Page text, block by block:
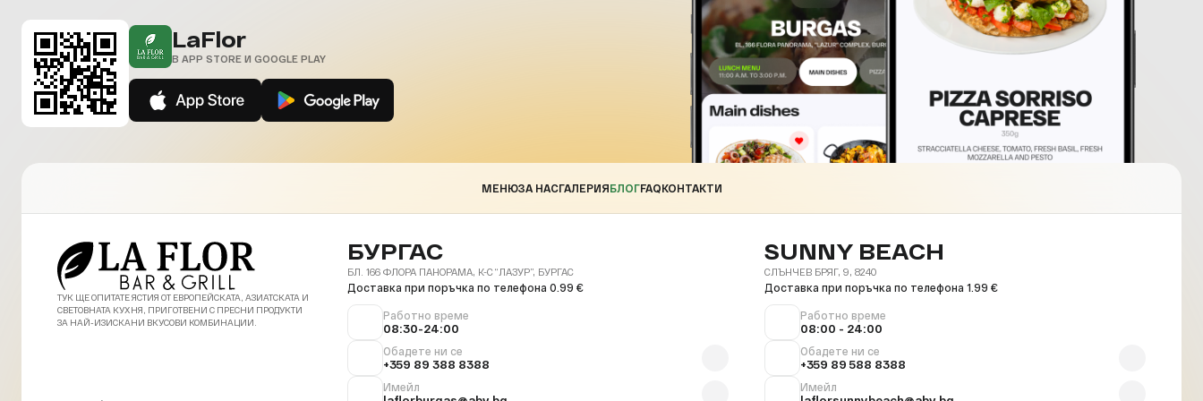
LaFlor
В APP STORE И GOOGLE PLAY
МЕНЮЗА НАСГАЛЕРИЯБЛОГFAQКОНТАКТИ
ТУК ЩЕ ОПИТАТЕ ЯСТИЯ ОТ ЕВРОПЕЙСКАТА, АЗИАТСКАТА И
СВЕТОВНАТА КУХНЯ, ПРИГОТВЕНИ С ПРЕСНИ ПРОДУКТИ
ЗА НАЙ-ИЗИСКАНИ ВКУСОВИ КОМБИНАЦИИ.
БУРГАС
БЛ. 166 ФЛОРА ПАНОРАМА, К-С “ЛАЗУР”, БУРГАС
Доставка при поръчка по телефона 0.99 €
Работно време
08:30-24:00
Обадете ни се
+359 89 388 8388
Имейл
SUNNY BEACH
СЛЪНЧЕВ БРЯГ, 9, 8240
Доставка при поръчка по телефона 1.99 €
Работно време
08:00 - 24:00
Обадете ни се
+359 89 588 8388
Имейл